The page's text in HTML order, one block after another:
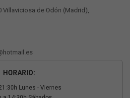
Villaviciosa de Odón (Madrid),
HORARIO:
Lunes - Viernes